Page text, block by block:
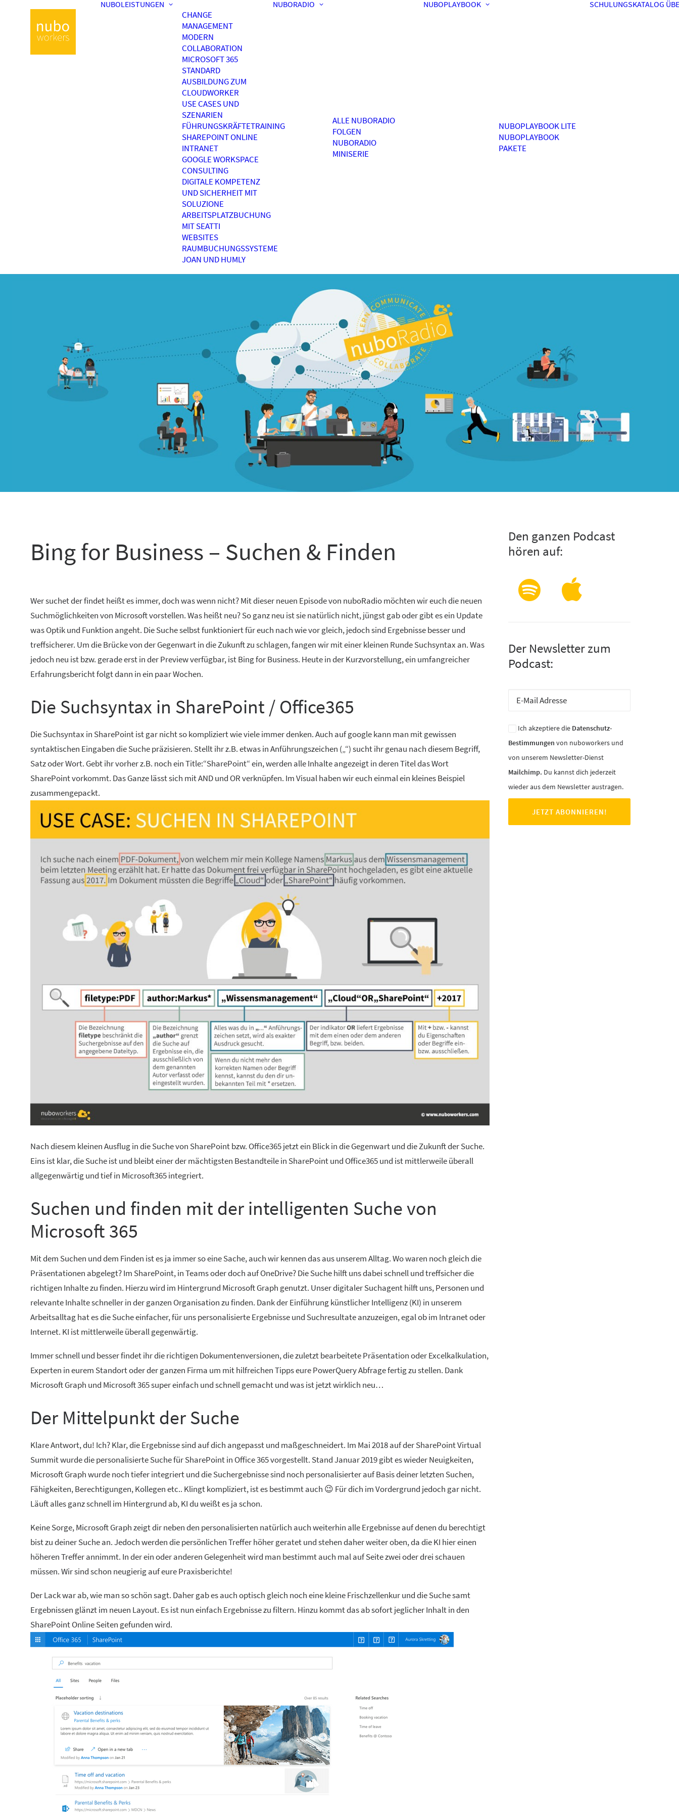
NUBOLEISTUNGEN
CHANGE
MANAGEMENT
MODERN
COLLABORATION
MICROSOFT 365
STANDARD
AUSBILDUNG ZUM
CLOUDWORKER
USE CASES UND
SZENARIEN
FÜHRUNGSKRÄFTETRAINING
SHAREPOINT ONLINE
INTRANET
GOOGLE WORKSPACE
CONSULTING
DIGITALE KOMPETENZ
UND SICHERHEIT MIT
SOLUZIONE
ARBEITSPLATZBUCHUNG
MIT SEATTI
WEBSITES
RAUMBUCHUNGSSYSTEME
JOAN UND HUMLY
NUBORADIO
ALLE NUBORADIO
FOLGEN
NUBORADIO
MINISERIE
NUBOPLAYBOOK
NUBOPLAYBOOK LITE
NUBOPLAYBOOK
PAKETE
SCHULUNGSKATALOG
Bing for Business – Suchen & Finden
Wer suchet der findet heißt es immer, doch was wenn nicht? Mit dieser neuen Episode von nuboRadio möchten wir euch die neuen
Suchmöglichkeiten von Microsoft vorstellen. Was heißt neu? So ganz neu ist sie natürlich nicht, jüngst gab oder gibt es ein Update
was Optik und Funktion angeht. Die Suche selbst funktioniert für euch nach wie vor gleich, jedoch sind Ergebnisse besser und
treffsicherer. Um die Brücke von der Gegenwart in die Zukunft zu schlagen, fangen wir mit einer kleinen Runde Suchsyntax an. Was
jedoch neu ist bzw. gerade erst in der Preview verfügbar, ist Bing for Business. Heute in der Kurzvorstellung, ein umfangreicher
Erfahrungsbericht folgt dann in ein paar Wochen.
Die Suchsyntax in SharePoint / Office365
Die Suchsyntax in SharePoint ist gar nicht so kompliziert wie viele immer denken. Auch auf google kann man mit gewissen
syntaktischen Eingaben die Suche präzisieren. Stellt ihr z.B. etwas in Anführungszeichen („“) sucht ihr genau nach diesem Begriff,
Satz oder Wort. Gebt ihr vorher z.B. noch ein Title:“SharePoint“ ein, werden alle Inhalte angezeigt in deren Titel das Wort
SharePoint vorkommt. Das Ganze lässt sich mit AND und OR verknüpfen. Im Visual haben wir euch einmal ein kleines Beispiel
zusammengepackt.
Nach diesem kleinen Ausflug in die Suche von SharePoint bzw. Office365 jetzt ein Blick in die Gegenwart und die Zukunft der Suche.
Eins ist klar, die Suche ist und bleibt einer der mächtigsten Bestandteile in SharePoint und Office365 und ist mittlerweile überall
allgegenwärtig und tief in Microsoft365 integriert.
Suchen und finden mit der intelligenten Suche von
Microsoft 365
Mit dem Suchen und dem Finden ist es ja immer so eine Sache, auch wir kennen das aus unserem Alltag. Wo waren noch gleich die
Präsentationen abgelegt? Im SharePoint, in Teams oder doch auf OneDrive? Die Suche hilft uns dabei schnell und treffsicher die
richtigen Inhalte zu finden. Hierzu wird im Hintergrund Microsoft Graph genutzt. Unser digitaler Suchagent hilft uns, Personen und
relevante Inhalte schneller in der ganzen Organisation zu finden. Dank der Einführung künstlicher Intelligenz (KI) in unserem
Arbeitsalltag hat es die Suche einfacher, für uns personalisierte Ergebnisse und Suchresultate anzuzeigen, egal ob im Intranet oder
Internet. KI ist mittlerweile überall gegenwärtig.
Immer schnell und besser findet ihr die richtigen Dokumentenversionen, die zuletzt bearbeitete Präsentation oder Excelkalkulation,
Experten in eurem Standort oder der ganzen Firma um mit hilfreichen Tipps eure PowerQuery Abfrage fertig zu stellen. Dank
Microsoft Graph und Microsoft 365 super einfach und schnell gemacht und was ist jetzt wirklich neu…
Der Mittelpunkt der Suche
Klare Antwort, du! Ich? Klar, die Ergebnisse sind auf dich angepasst und maßgeschneidert. Im Mai 2018 auf der SharePoint Virtual
Summit wurde die personalisierte Suche für SharePoint in Office 365 vorgestellt. Stand Januar 2019 gibt es wieder Neuigkeiten,
Microsoft Graph wurde noch tiefer integriert und die Suchergebnisse sind noch personalisierter auf Basis deiner letzten Suchen,
Fähigkeiten, Berechtigungen, Kollegen etc.. Klingt kompliziert, ist es bestimmt auch 😉 Für dich im Vordergrund jedoch gar nicht.
Läuft alles ganz schnell im Hintergrund ab, KI du weißt es ja schon.
Keine Sorge, Microsoft Graph zeigt dir neben den personalisierten natürlich auch weiterhin alle Ergebnisse auf denen du berechtigt
bist zu deiner Suche an. Jedoch werden die persönlichen Treffer höher geratet und stehen daher weiter oben, da die KI hier einen
höheren Treffer annimmt. In der ein oder anderen Gelegenheit wird man bestimmt auch mal auf Seite zwei oder drei schauen
müssen. Wir sind schon neugierig auf eure Praxisberichte!
Der Lack war ab, wie man so schön sagt. Daher gab es auch optisch gleich noch eine kleine Frischzellenkur und die Suche samt
Ergebnissen glänzt im neuen Layout. Es ist nun einfach Ergebnisse zu filtern. Hinzu kommt das ab sofort jeglicher Inhalt in den
SharePoint Online Seiten gefunden wird.
Den ganzen Podcast
hören auf:
Der Newsletter zum
Podcast:
Ich akzeptiere die Datenschutz-
Bestimmungen von nuboworkers und
von unserem Newsletter-Dienst
Mailchimp. Du kannst dich jederzeit
wieder aus dem Newsletter austragen.